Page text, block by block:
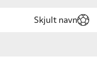
Skjult navn